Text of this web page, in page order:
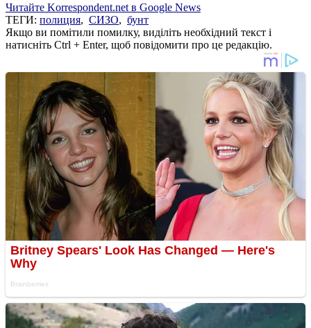
Читайте Korrespondent.net в Google News
ТЕГИ: полиция, СИЗО, бунт
Якщо ви помітили помилку, виділіть необхідний текст і
натисніть Ctrl + Enter, щоб повідомити про це редакцію.